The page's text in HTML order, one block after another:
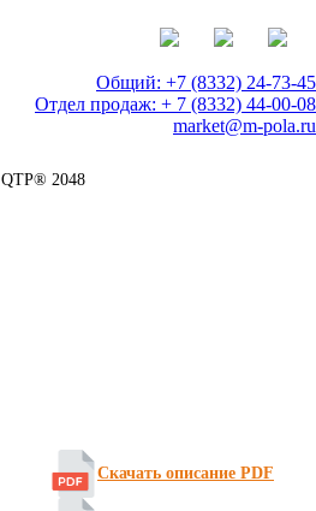
Общий: +7 (8332) 24-73-45
Отдел продаж: + 7 (8332) 44-00-08
market@m-pola.ru
QTP® 2048
Скачать описание PDF